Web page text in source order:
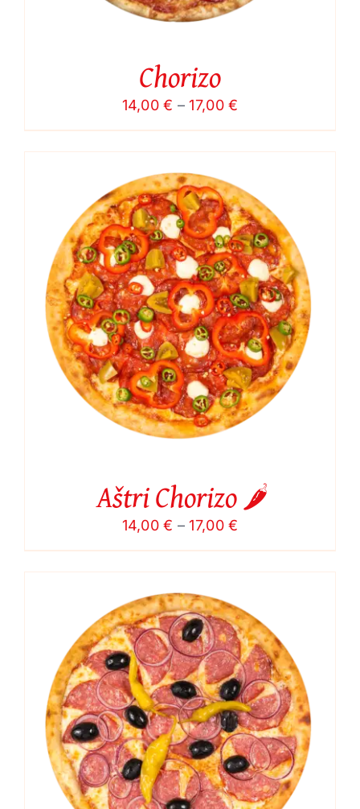
Chorizo
14,00€ – 17,00€
range:
14,00 €
17,00 €
Aštri Chorizo 🌶️
14,00€ – 17,00€
range:
14,00 €
17,00 €